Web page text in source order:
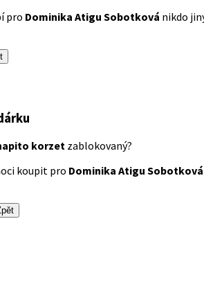
pro Dominika Atigu Sobotková nikdo
korzet zablokovaný?
koupit pro Dominika Atigu Sobotková